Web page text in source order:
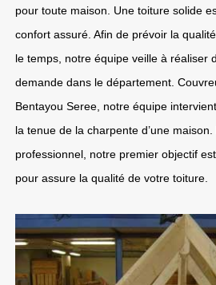
pour toute maison. Une toiture solide
confort assuré. Afin de prévoir la
le temps, notre équipe veille à réaliser
demande dans le département.
Bentayou Seree, notre équipe
la tenue de la charpente d’une
professionnel, notre premier objectif
pour assure la qualité de votre toiture.